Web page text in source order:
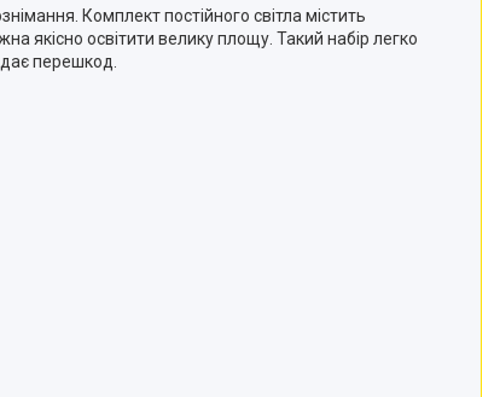
Комплект постійного світла містить
якісно освітити велику площу. Такий набір легко
перешкод.